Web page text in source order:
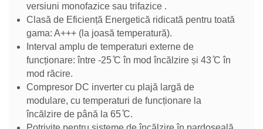
versiuni monofazice sau trifazice .
Clasă de Eficiență Energetică ridicată pentru toată
gama: A+++ (la joasă temperatură).
Interval amplu de temperaturi externe de
funcționare: între -25 ̊C în mod încălzire și 43 ̊C în
mod răcire.
Compresor DC inverter cu plajă largă de
modulare, cu temperaturi de funcționare la
încălzire de până la 65 ̊C.